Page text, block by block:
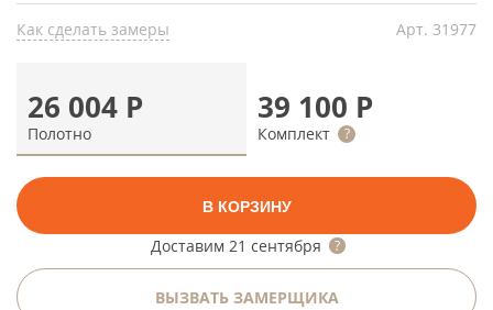
Как сделать замеры Арт. 31977
26 004 Р
Полотно
39 100 Р
Комплект
В КОРЗИНУ
Доставим 21 сентября
ВЫЗВАТЬ ЗАМЕРЩИКА